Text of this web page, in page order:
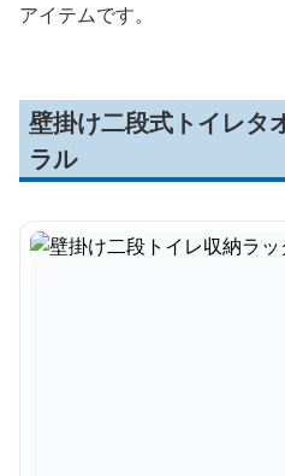
アイテムです。
壁掛け二段式トイレタ
ラル